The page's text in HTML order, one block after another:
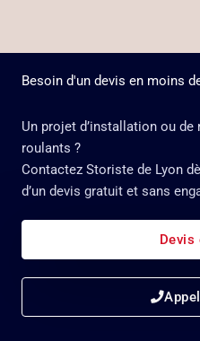
Besoin d'un devis en moins
Un projet d’installation ou
roulants ?
Contactez Storiste de Lyon
d’un devis gratuit et sans
Devis